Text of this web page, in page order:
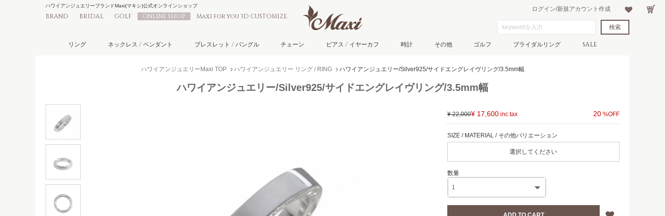
BRAND BRIDAL GOLF ONLINE SHOP Maxi for you 3D CUSTOMIZE
ハワイアンジュエリーブランドMaxi(マキシ)公式オンラインショップ
リング ネックレス / ペンダント ブレスレット / バングル チェーン ピアス / イヤーカフ 時計 その他 ゴルフ ブライダルリング SALE
ハワイアンジュエリーMaxi TOP ハワイアンジュエリー リング / RING ハワイアンジュエリー/Silver925/サイドエングレイヴリング/3.5mm幅
ハワイアンジュエリー/Silver925/サイドエングレイヴリング/3.5mm幅
¥ 22,000¥ 17,600 20
選択してください
ログイン/新規アカウント作成